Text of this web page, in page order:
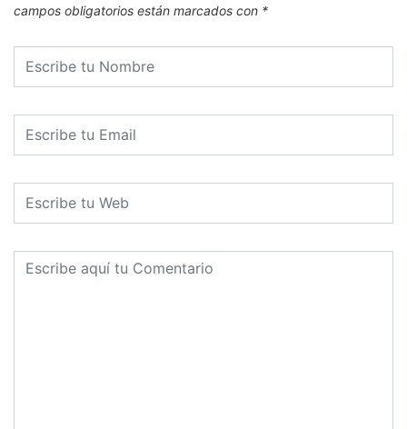
campos obligatorios están marcados con *